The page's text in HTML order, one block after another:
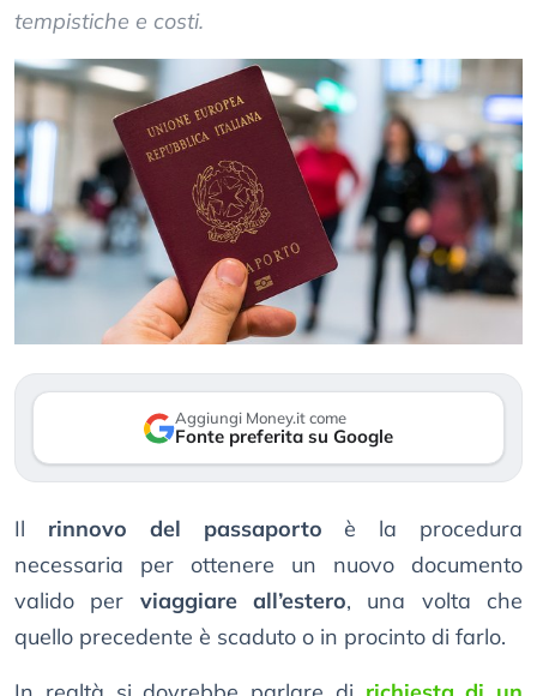
tempistiche e costi.
Aggiungi Money.it come
Fonte preferita su Google
Il rinnovo del passaporto è la procedura
necessaria per ottenere un nuovo documento
valido per viaggiare all’estero, una volta che
quello precedente è scaduto o in procinto di farlo.